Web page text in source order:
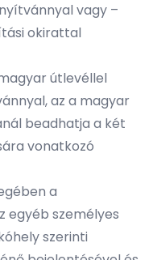
vagy –
okirattal
útlevéllel
az a magyar
beadhatja a két
vonatkozó
a
egyéb személyes
szerinti